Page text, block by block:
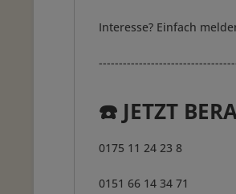
Interesse? Einfach
☎️ JETZT
0175 11 24 23 8
0151 66 14 34 71